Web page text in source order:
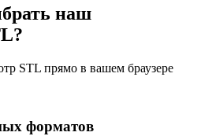
наш
STL прямо в вашем браузере
форматов